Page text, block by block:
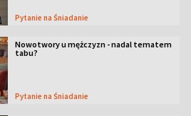
Pytanie na Śniadanie
Nowotwory u mężczyzn - nadal tematem
tabu?
Pytanie na Śniadanie